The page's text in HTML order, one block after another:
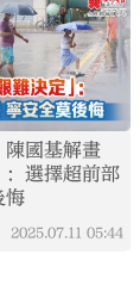
國基解畫
：選擇超前部
悔
2025.07.11 05:44